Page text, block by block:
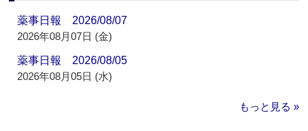
薬事日報 2026/08/07
2026年08月07日 (金)
薬事日報 2026/08/05
2026年08月05日 (水)
もっと見る »